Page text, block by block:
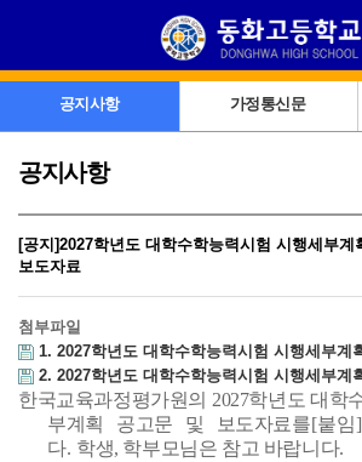
공지사항 가정통신문
공지사항
[공지]2027학년도 대학수학능력시험 시행세부계
보도자료
첨부파일
1. 2027학년도 대학수학능력시험 시행세부계
2. 2027학년도 대학수학능력시험 시행세부계
한국교육과정평가원의 2027학년도 대학
부계획 공고문 및 보도자료를[붙
다. 학생, 학부모님은 참고 바랍니다.